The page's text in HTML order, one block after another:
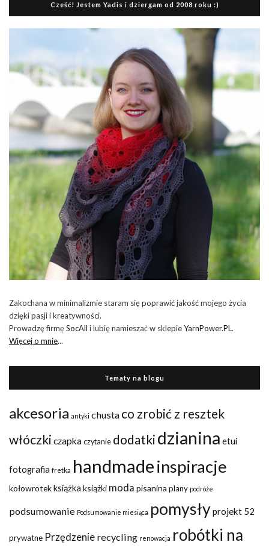
Cześć! Jestem Yadis i dziergam od 2008 roku :)
Zakochana w minimalizmie staram się poprawić jakość mojego życia
dzięki pasji i kreatywności.
Prowadzę firmęSocAll i lubię namieszać w sklepieYarnPower.PL.
Więcej o mnie...
Tematy na blogu
akcesoria antyki chusta co zrobić z resztek
włóczki czapka czytanie dodatki dzianina etui
fotografia fretka handmadeinspiracje
kołowrotekksiążka książki moda pisanina plany podróże
podsumowanie Podsumowanie miesiąca pomysłyprojekt 52
prywatne Przędzenie recycling renowacja robótki na